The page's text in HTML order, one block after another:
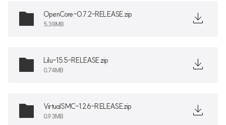
OpenCore-0.7.2-RELEASE.zip
5.38MB
Lilu-1.5.5-RELEASE.zip
0.74MB
VirtualSMC-1.2.6-RELEASE.zip
0.93MB